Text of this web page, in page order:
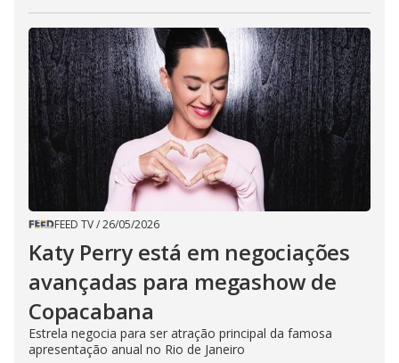
FEED TV/26/05/2026
Katy Perry está em negociações
avançadas para megashow de
Copacabana
Estrela negocia para ser atração principal da famosa
apresentação anual no Rio de Janeiro